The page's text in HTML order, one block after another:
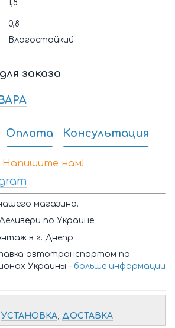
1,8
0,8
Влагостойкий
заказа
Оплата Консультация
Напишите нам!
магазина.
по Украине
в г. Днепр
автотранспортом по
Украины - больше информации
УСТАНОВКА ДОСТАВКА